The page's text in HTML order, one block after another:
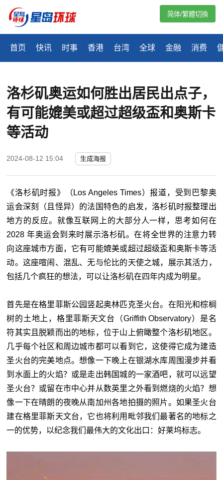
首页 快讯 时事 香港 台湾 全球 金融 消费
简体/繁體切換
洛杉矶奥运如何胜出居民出点子，
有可能媲美或超过超级盃和奥斯卡
等活动
2024-08-12 15:04 生成海报
《洛杉矶时报》（Los Angeles Times）报道，受到巴黎奥
运会深刻（且怪异）的法国特色的启发，洛杉矶时报整理出
地方的反应。就像互联网上的大部分人一样，思考如何在
2028 年奥运会到来时展示洛杉矶。在将全世界的注意力转
向这座城市方面，它有可能媲美或超过超级盃和奥斯卡等活
动。这座喧闹、混乱、无与伦比的天使之城，展示其活力，
包括几个疯狂的想法，可以让洛杉矶在四年内成为明星。
首先是在格里菲斯公园竖起奥林匹克圣火台。在阳光和棕榈
树的土地上，格里菲斯天文台（Griffith Observatory）是名
符其实且脱颖而出的地标，位于山上俯瞰整个洛杉矶地区。
几乎每个社区和周边城市都可以看到它，这使得它成为建造
圣火台的完美地点。想像一下晚上在银湖水库周围漫步并看
到水面上的火焰？或是走出韩国城的一家酒吧，就可以远望
圣火台？或留在市中心并从数英里之外看到燃烧的火焰？想
像一下在晴朗的夜晚从南加州各地拍摄的照片。如果圣火台
建在格里菲斯天文台，它也将利用毗邻我们最著名的地标之
一的优势，以纪念我们最伟大的文化出口：好莱坞标志。